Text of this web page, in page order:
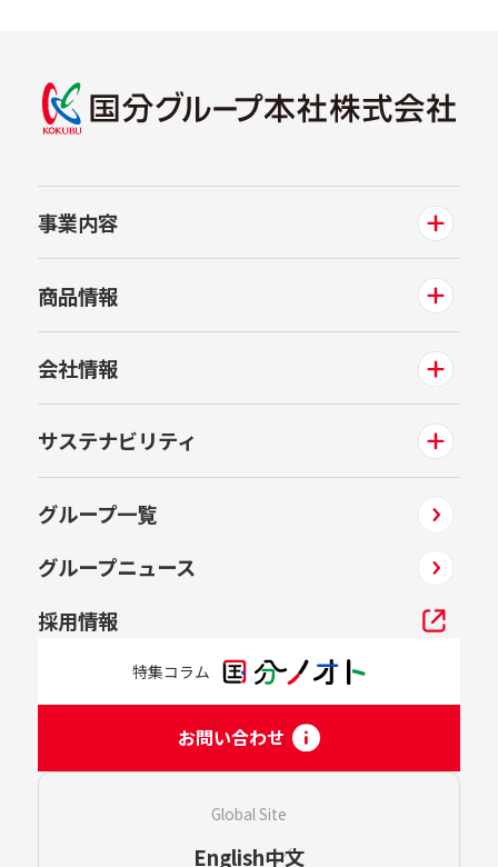
事業内容
商品情報
会社情報
サステナビリティ
グループ一覧
グループニュース
採用情報
特集コラム
お問い合わせ
Global Site
English中文